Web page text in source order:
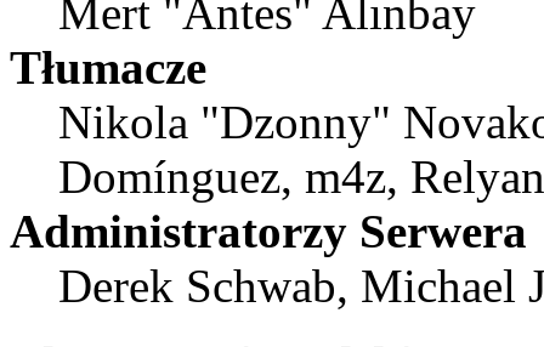
Mert "Antes" Alınbay
Tłumacze
Nikola "Dzonny"
Domínguez, m4z,
Administratorzy Serwera
Derek Schwab,